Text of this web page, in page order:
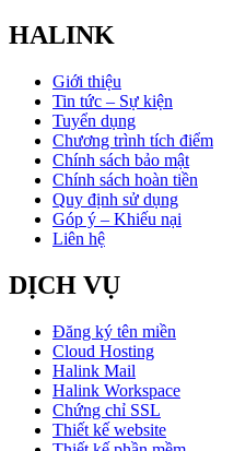
HALINK
Giới thiệu
Tin tức – Sự kiện
Tuyển dụng
Chương trình tích điểm
Chính sách bảo mật
Chính sách hoàn tiền
Quy định sử dụng
Góp ý – Khiếu nại
Liên hệ
DỊCH VỤ
Đăng ký tên miền
Cloud Hosting
Halink Mail
Halink Workspace
Chứng chỉ SSL
Thiết kế website